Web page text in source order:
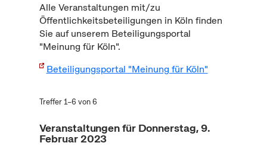
Alle Veranstaltungen mit/zu
Öffentlichkeitsbeteiligungen in Köln finden
Sie auf unserem Beteiligungsportal
"Meinung für Köln".
Beteiligungsportal "Meinung für Köln"
Treffer 1–6 von 6
Veranstaltungen für Donnerstag, 9.
Februar 2023